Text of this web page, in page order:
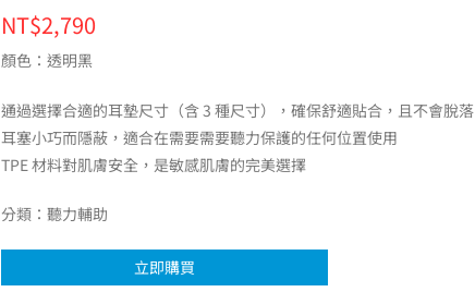
NT$2,790
顏色：透明黑
通過選擇合適的耳墊尺寸（含 3 種尺寸），確保舒適貼合，且不會脫落
耳塞小巧而隱蔽，適合在需要需要聽力保護的任何位置使用
TPE 材料對肌膚安全，是敏感肌膚的完美選擇
分類： 聽力輔助
立即購買